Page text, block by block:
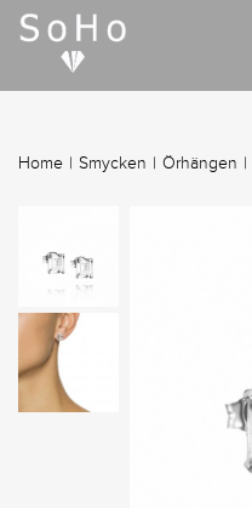
Home | Smycken | Örhängen |